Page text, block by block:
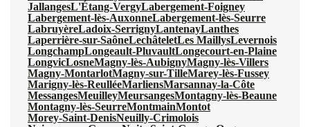
JallangesL'Étang-VergyLabergement-Foigney
Labergement-lès-AuxonneLabergement-lès-Seurre
LabruyèreLadoix-SerrignyLantenayLanthes
Laperrière-sur-SaôneLechâteletLes MaillysLevernois
LongchampLongeault-PluvaultLongecourt-en-Plaine
LongvicLosneMagny-lès-AubignyMagny-lès-Villers
Magny-MontarlotMagny-sur-TilleMarey-lès-Fussey
Marigny-lès-ReulléeMarliensMarsannay-la-Côte
MessangesMeuilleyMeursangesMontagny-lès-Beaune
Montagny-lès-SeurreMontmainMontot
Morey-Saint-DenisNeuilly-Crimolois